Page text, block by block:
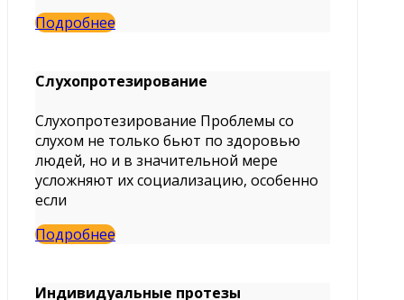
Подробнее
Слухопротезирование
Слухопротезирование Проблемы со
слухом не только бьют по здоровью
людей, но и в значительной мере
усложняют их социализацию, особенно
если
Подробнее
Индивидуальные протезы